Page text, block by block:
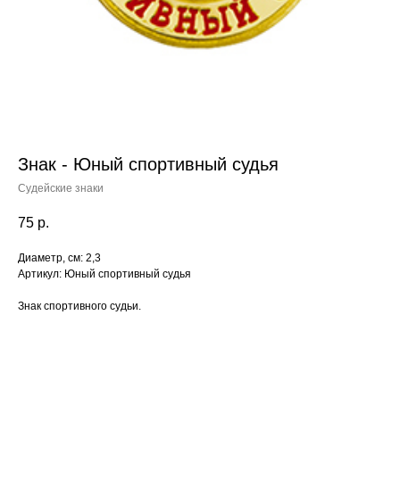
Знак - Юный спортивный судья
Судейские знаки
75 р.
Диаметр, см: 2,3
Артикул: Юный спортивный судья
Знак спортивного судьи.